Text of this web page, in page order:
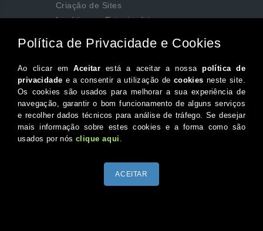
Criação de Sites
Logótipos e Estacionários
Siga-nos aqui...
Facebook
Instagram
Twitter
Canal do Youtube
© 2026 Portugal XXI Todos os direitos reservados.
Desenvolvido por Optimeios